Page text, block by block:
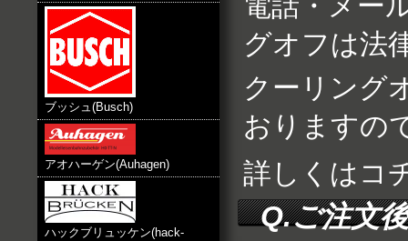
ブッシュ(Busch)
アオハーゲン(Auhagen)
ハックブリュッケン(hack-
グオフは法
クーリング
おりますの
詳しくはコ
Q.ご注文